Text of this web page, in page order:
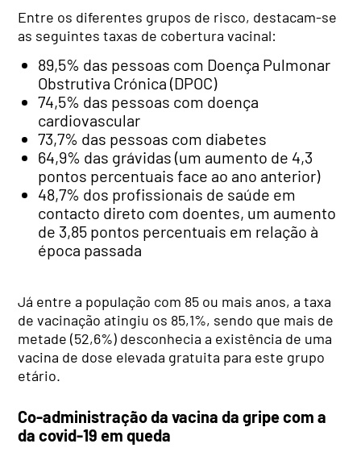
Entre os diferentes grupos de risco, destacam-se
as seguintes taxas de cobertura vacinal:
89,5% das pessoas com Doença Pulmonar
Obstrutiva Crónica (DPOC)
74,5% das pessoas com doença
cardiovascular
73,7% das pessoas com diabetes
64,9% das grávidas (um aumento de 4,3
pontos percentuais face ao ano anterior)
48,7% dos profissionais de saúde em
contacto direto com doentes, um aumento
de 3,85 pontos percentuais em relação à
época passada
Já entre a população com 85 ou mais anos, a taxa
de vacinação atingiu os 85,1%, sendo que mais de
metade (52,6%) desconhecia a existência de uma
vacina de dose elevada gratuita para este grupo
etário.
Co-administração da vacina da gripe com a
da covid-19 em queda